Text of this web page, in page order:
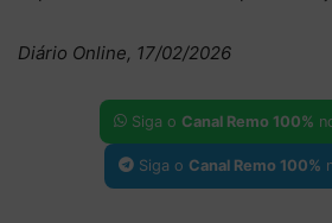
Diário Online, 17/02/2026
Siga o Canal Remo 100%
Siga o Canal Remo 100%